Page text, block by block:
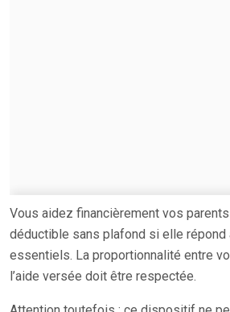
Vous aidez financièrement vos
déductible sans plafond si elle répond
essentiels. La proportionnalité entre
l’aide versée doit être respectée.